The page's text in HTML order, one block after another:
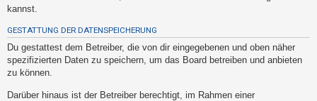
e
m
e
n
kannst.
GESTATTUNG DER DATENSPEICHERUNG
Du gestattest dem Betreiber, die von dir eingegebenen und oben näher
spezifizierten Daten zu speichern, um das Board betreiben und anbieten
zu können.
Darüber hinaus ist der Betreiber berechtigt, im Rahmen einer